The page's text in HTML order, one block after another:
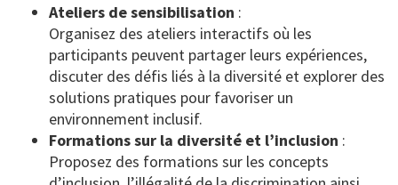
Ateliers de sensibilisation :
Organisez des ateliers interactifs où les
participants peuvent partager leurs expériences,
discuter des défis liés à la diversité et explorer des
solutions pratiques pour favoriser un
environnement inclusif.
Formations sur la diversité et l’inclusion :
Proposez des formations sur les concepts